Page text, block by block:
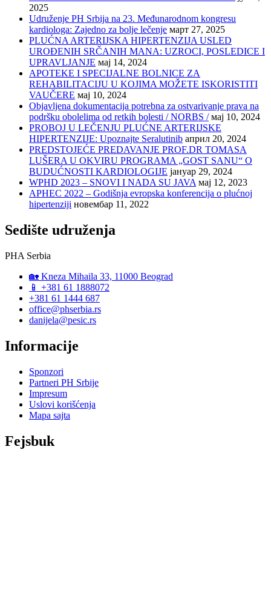
2025
Udruženje PH Srbija na 23. Međunarodnom kongresu
kardiologa: Zajedno za bolje lečenje март 27, 2025
PLUĆNA ARTERIJSKA HIPERTENZIJA USLED
UROĐENIH SRČANIH MANA: UZROCI, POSLEDICE I
UPRAVLJANJE мај 14, 2024
APOTEKE I SPECIJALNE BOLNICE ZA
REHABILITACIJU U KOJIMA MOŽETE ISKORISTITI
VAUČERE мај 10, 2024
Objavljena dokumentacija potrebna za ostvarivanje prava na
podršku obolelima od retkih bolesti / NORBS / мај 10, 2024
PROBOJ U LEČENJU PLUĆNE ARTERIJSKE
HIPERTENZIJE: Upoznajte Seralutinib април 20, 2024
PREDSTOJEĆE PREDAVANJE PROF.DR TOMASA
LUŠERA U OKVIRU PROGRAMA „GOST SANU“ O
BUDUĆNOSTI KARDIOLOGIJE јануар 29, 2024
WPHD 2023 – SNOVI I NADA SU JAVA мај 12, 2023
APHEC 2022 – Godišnja evropska konferencija o plućnoj
hipertenziji новембар 11, 2022
Sedište udruženja
PHA Serbia
🏡 Kneza Mihaila 33, 11000 Beograd
📱 +381 61 1888072
+381 61 1444 687
office@phserbia.rs
danijela@pesic.rs
Informacije
Sponzori
Partneri PH Srbije
Impresum
Uslovi korišćenja
Mapa sajta
Fejsbuk